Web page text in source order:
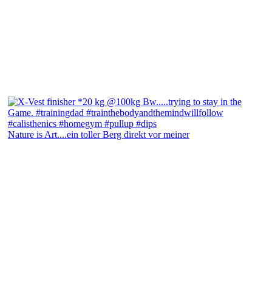
Nature is Art....ein toller Berg direkt vor meiner